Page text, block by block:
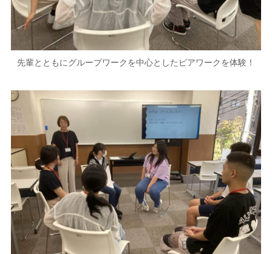
先輩とともにグループワークを中心としたピアワークを体験！